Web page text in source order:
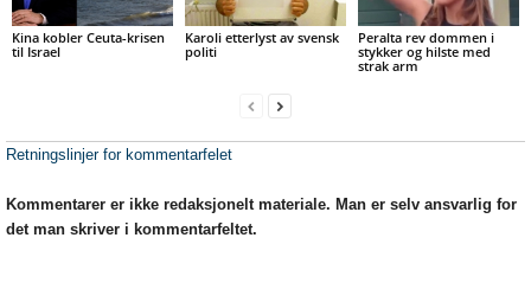
Kina kobler Ceuta-krisen
til Israel
Karoli etterlyst av svensk
politi
Peralta rev dommen i
stykker og hilste med
strak arm
Retningslinjer for kommentarfelet
Kommentarer er ikke redaksjonelt materiale. Man er selv ansvarlig for
det man skriver i kommentarfeltet.